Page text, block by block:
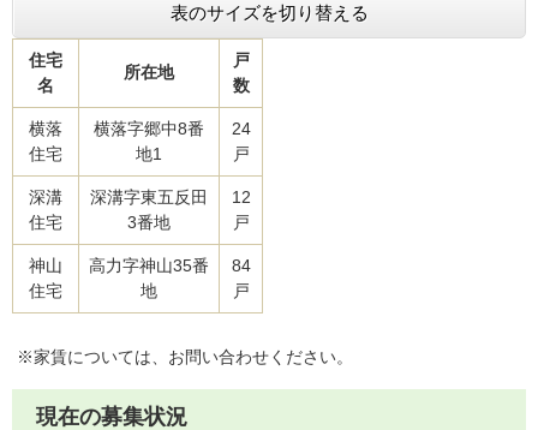
表のサイズを切り替える
住宅
名
所在地
戸
数
横落
住宅
横落字郷中8番
地1
24
戸
深溝
住宅
深溝字東五反田
3番地
12
戸
神山
住宅
高力字神山35番
地
84
戸
※家賃については、お問い合わせください。
現在の募集状況